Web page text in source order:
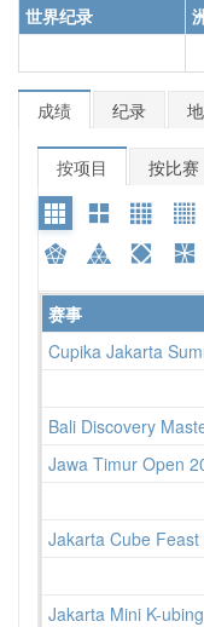
世界纪录
成绩 纪录
按项目 按比赛
赛事
Cupika Jakarta
Bali Discovery
Jawa Timur Open
Jakarta Cube Feast
Jakarta Mini K-